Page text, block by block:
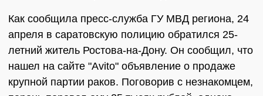
Как сообщила пресс-служба ГУ МВД региона, 24
апреля в саратовскую полицию обратился 25-
летний житель Ростова-на-Дону. Он сообщил, что
нашел на сайте "Avito" объявление о продаже
крупной партии раков. Поговорив с незнакомцем,